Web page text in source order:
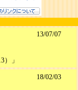
13/07/07
）」
18/02/03